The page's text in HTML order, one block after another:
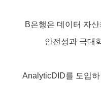
B은행은 데이터 자산
안전성과 극대
AnalyticDID를 도입